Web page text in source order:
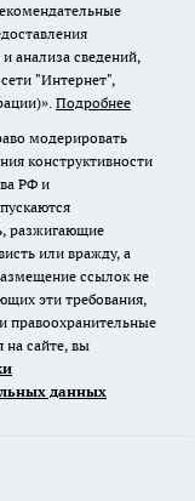
анализа сведений,
"Интернет",
Подробнее
модерировать
конструктивности
РФ и
разжигающие
или вражду, а
ссылок не
эти требования,
правоохранительные
сайте, вы
данных